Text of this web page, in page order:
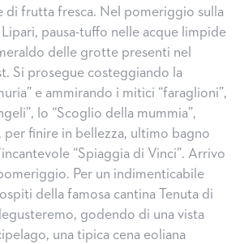
di frutta fresca. Nel pomeriggio sulla
pausa-tuffo nelle acque limpide
delle grotte presenti nel
Si prosegue costeggiando la
e ammirando i mitici “faraglioni”,
lo “Scoglio della mummia”,
per finire in bellezza, ultimo bagno
“Spiaggia di Vinci”. Arrivo
Per un indimenticabile
della famosa cantina Tenuta di
godendo di una vista
una tipica cena eoliana